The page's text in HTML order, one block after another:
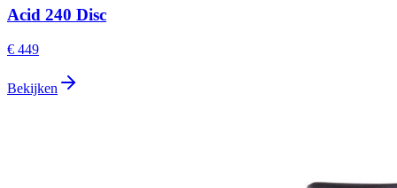
Acid 240 Disc
€ 449
Bekijken